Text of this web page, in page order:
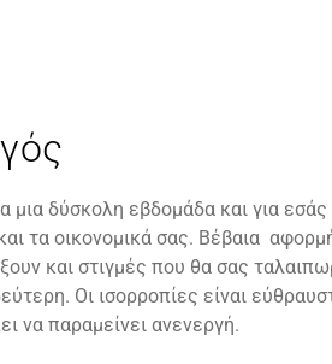
μια δύσκολη εβδομάδα και για
τα οικονομικά σας. Βέβαια
και στιγμές που θα σας
Οι ισορροπίες είναι
να παραμείνει ανενεργή.